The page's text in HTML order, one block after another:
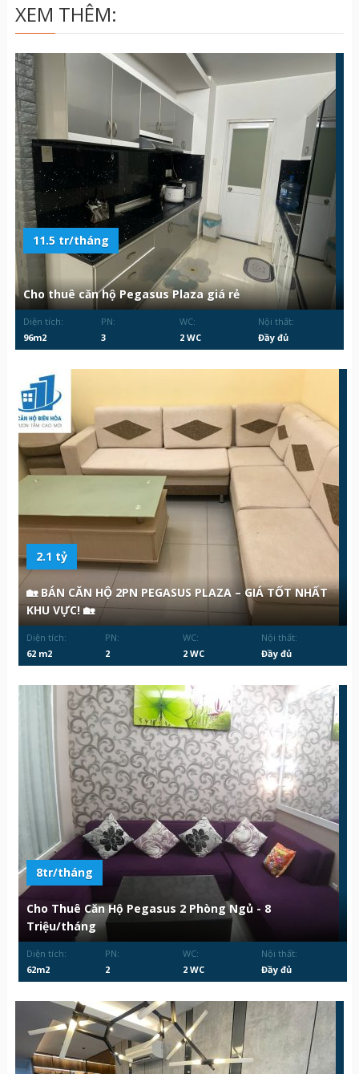
XEM THÊM:
11.5 tr/tháng
Cho thuê căn hộ Pegasus Plaza giá rẻ
Diện tích:
96m2
PN:
3
WC:
2 WC
Nội thất:
Đầy đủ
2.1 tỷ
🏡 BÁN CĂN HỘ 2PN PEGASUS PLAZA – GIÁ TỐT NHẤT
KHU VỰC! 🏡
Diện tích:
62 m2
PN:
2
WC:
2 WC
Nội thất:
Đầy đủ
8tr/tháng
Cho Thuê Căn Hộ Pegasus 2 Phòng Ngủ - 8
Triệu/tháng
Diện tích:
62m2
PN:
2
WC:
2 WC
Nội thất:
Đầy đủ